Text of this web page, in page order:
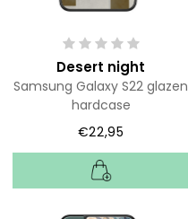
Desert night
Samsung Galaxy S22 glazen
hardcase
€22,95